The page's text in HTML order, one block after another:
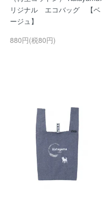
リジナル エコバッグ 【ベ
ージュ】
880円(税80円)